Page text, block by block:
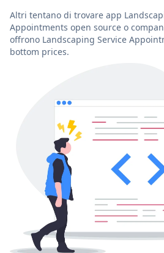
Altri tentano di trovare app
Appointments open source o
offrono Landscaping Service
bottom prices.